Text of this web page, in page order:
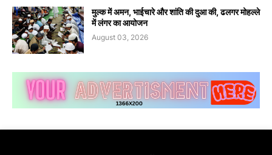
मुल्क में अमन, भाईचारे और शांति की दुआ की, ढलगर मोहल्ले
में लंगर का आयोजन
August 03, 2026